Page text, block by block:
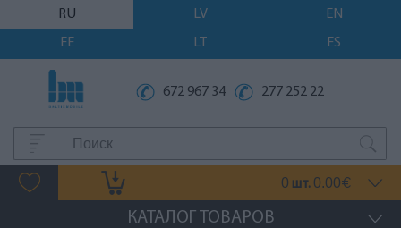
RU LV
EN
EE
LT ES
672 967 34 277 252 22
0 шт. 0.00€
КАТАЛОГ ТОВАРОВ